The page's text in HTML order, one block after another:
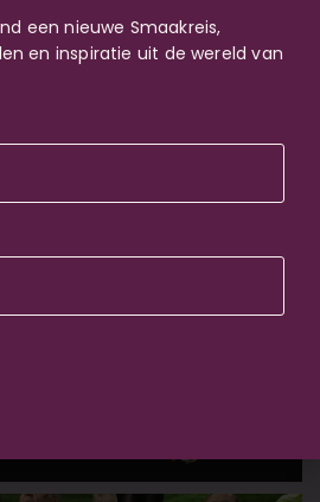
Rotterdam
een nieuwe Smaakreis,
en inspiratie uit de wereld van